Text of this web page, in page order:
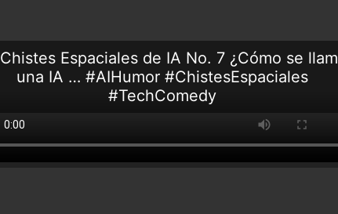
Chistes Espaciales de IA No. 7 ¿Cómo se
una IA … #AIHumor #ChistesEspaciales
#TechComedy